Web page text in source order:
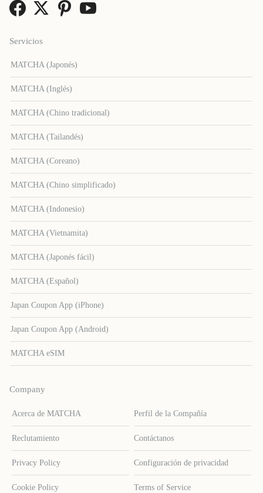
Servicios
MATCHA (Japonés)
MATCHA (Inglés)
MATCHA (Chino tradicional)
MATCHA (Tailandés)
MATCHA (Coreano)
MATCHA (Chino simplificado)
MATCHA (Indonesio)
MATCHA (Vietnamita)
MATCHA (Japonés fácil)
MATCHA (Español)
Japan Coupon App (iPhone)
Japan Coupon App (Android)
MATCHA eSIM
Company
Acerca de MATCHA Perfil de la Compañía
Reclutamiento Contáctanos
Privacy Policy Configuración de privacidad
Cookie Policy Terms of Service